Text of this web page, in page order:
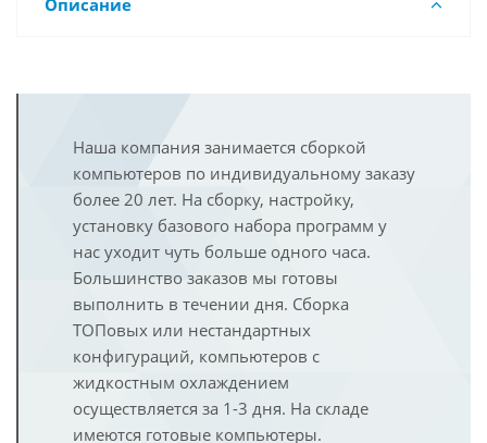
Описание
Наша компания занимается сборкой
компьютеров по индивидуальному заказу
более 20 лет. На сборку, настройку,
установку базового набора программ у
нас уходит чуть больше одного часа.
Большинство заказов мы готовы
выполнить в течении дня. Сборка
ТОПовых или нестандартных
конфигураций, компьютеров с
жидкостным охлаждением
осуществляется за 1-3 дня. На складе
имеются готовые компьютеры.